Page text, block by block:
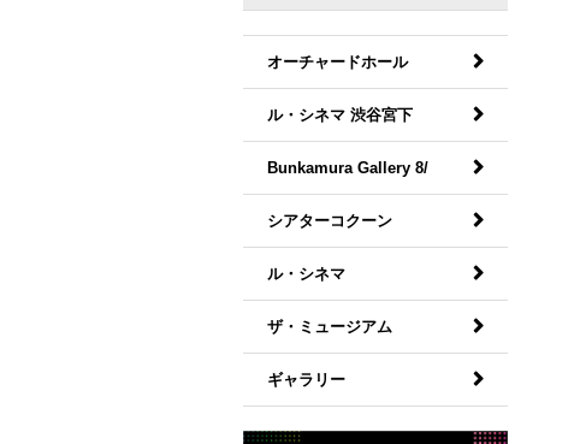
オーチャードホール
ル・シネマ 渋谷宮下
Bunkamura Gallery 8/
シアターコクーン
ル・シネマ
ザ・ミュージアム
ギャラリー